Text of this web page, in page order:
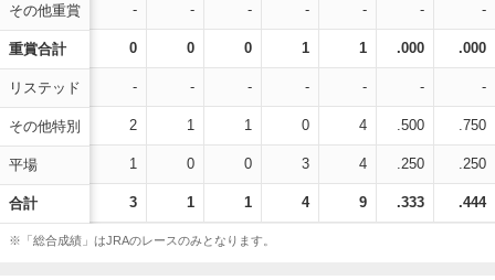
その他重賞
重賞合計
リステッド
その他特別
平場
合計
- - - - - - -
0 0 0 1 1 .000 .000
- - - - - - -
2 1 1 0 4 .500 .750
1 0 0 3 4 .250 .250
3 1 1 4 9 .333 .444
※「総合成績」はJRAのレースのみとなります。